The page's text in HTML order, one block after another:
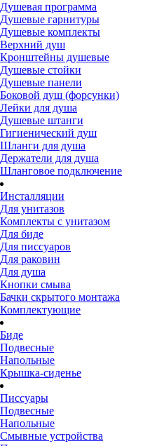
Душевая программа
Душевые гарнитуры
Душевые комплекты
Верхний душ
Кронштейны душевые
Душевые стойки
Душевые панели
Боковой душ (форсунки)
Лейки для душа
Душевые штанги
Гигиенический душ
Шланги для душа
Держатели для душа
Шланговое подключение
Инсталляции
Для унитазов
Комплекты с унитазом
Для биде
Для писсуаров
Для раковин
Для душа
Кнопки смыва
Бачки скрытого монтажа
Комплектующие
Биде
Подвесные
Напольные
Крышка-сиденье
Писсуары
Подвесные
Напольные
Смывные устройства